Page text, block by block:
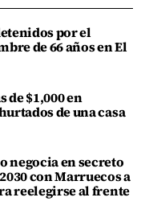
por el
de 66 años en El
de $1,000 en
de una casa
negocia en secreto
con Marruecos a
reelegirse al frente